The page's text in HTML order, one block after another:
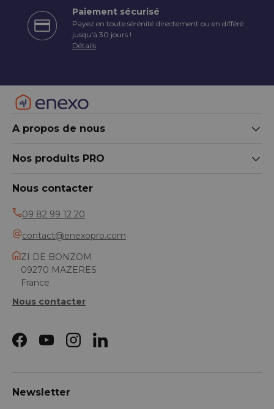
Paiement sécurisé
Payez en toute sérénité directement ou en différé
jusqu'à 30 jours !
Détails
A propos de nous
Nos produits PRO
Nous contacter
09 82 99 12 20
contact@enexopro.com
ZI DE BONZOM
09270 MAZERES
France
Nous contacter
Facebook
YouTubeInstagramLinkedIn
Newsletter